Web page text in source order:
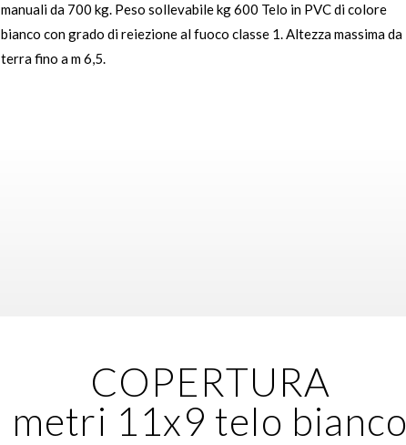
manuali da 700 kg. Peso sollevabile kg 600 Telo in PVC di colore
bianco con grado di reiezione al fuoco classe 1. Altezza massima da
terra fino a m 6,5.
COPERTURA
metri 11x9 telo bianco